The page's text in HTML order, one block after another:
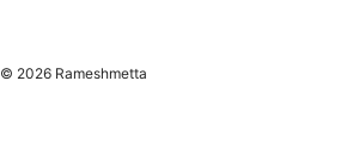
© 2026 Rameshmetta